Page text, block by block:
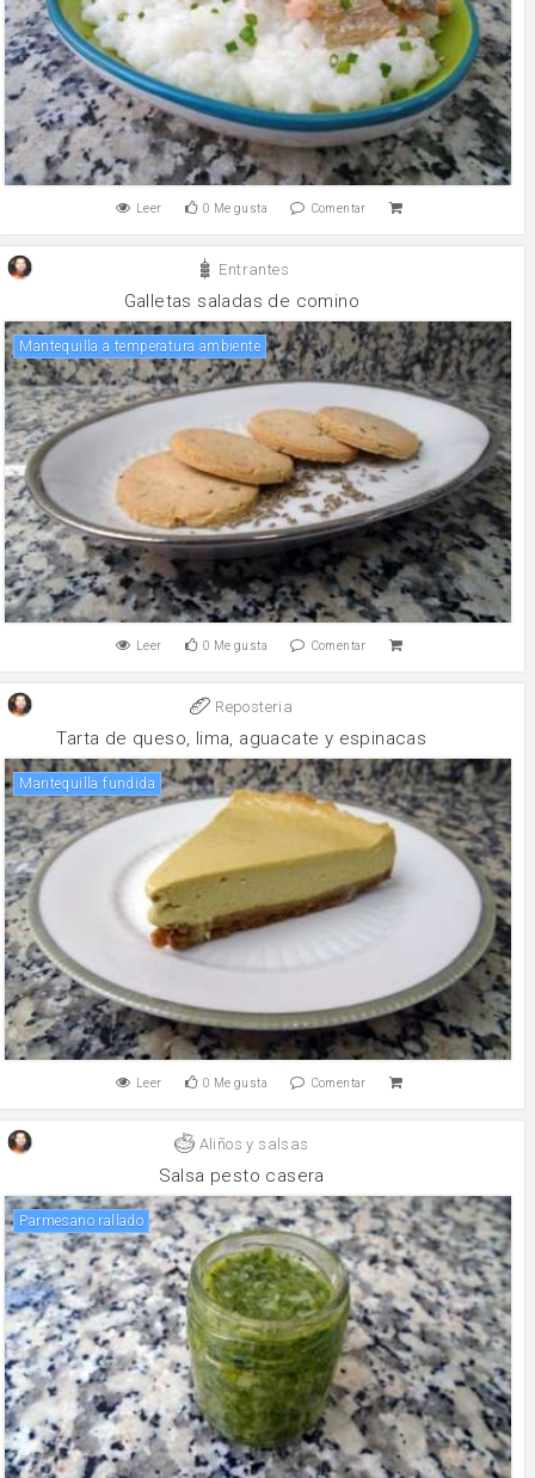
Leer 0 Me gusta Comentar
Entrantes
Galletas saladas de comino
Mantequilla a temperatura ambiente
Leer 0 Me gusta Comentar
Reposteria
Tarta de queso, lima, aguacate y espinacas
Mantequilla fundida
Leer 0 Me gusta Comentar
Aliños y salsas
Salsa pesto casera
Parmesano rallado